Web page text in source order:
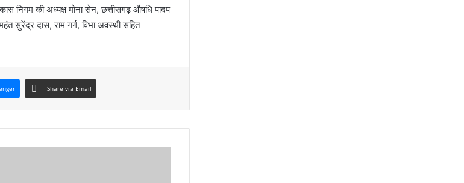
निगम की अध्यक्ष मोना सेन, छत्तीसगढ़ औषधि पादप
सुरेंद्र दास, राम गर्ग, विभा अवस्थी सहित
Share via Email